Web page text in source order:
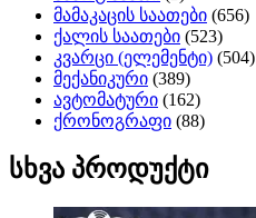
მამაკაცის საათები (656)
ქალის საათები (523)
კვარცი (ელემენტი) (504)
მექანიკური (389)
ავტომატური (162)
ქრონოგრაფი (88)
სხვა პროდუქტი